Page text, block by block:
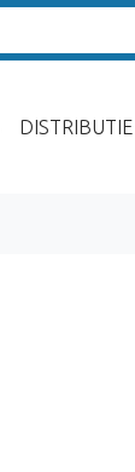
DISTRIBUTIE